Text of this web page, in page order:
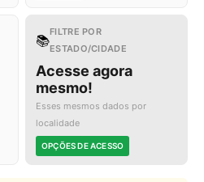
📚
FILTRE POR
ESTADO/CIDADE
Acesse agora
mesmo!
Esses mesmos dados por
localidade
OPÇÕES DE ACESSO